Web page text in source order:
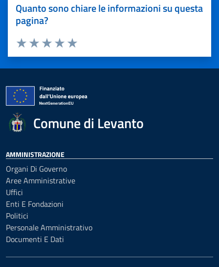
Quanto sono chiare le informazioni su questa
pagina?
Valuta 5 stelle su 5
Valuta 4 stelle su 5
Valuta 3 stelle su 5
Valuta 2 stelle su 5
Valuta 1 stelle su 5
Comune di Levanto
AMMINISTRAZIONE
Organi Di Governo
Aree Amministrative
Uffici
Enti E Fondazioni
Politici
Personale Amministrativo
Documenti E Dati